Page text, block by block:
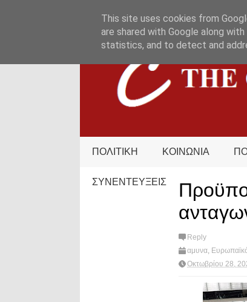
ΠΟΛΙΤΙΚΗ ΚΟΙΝΩΝΙΑ
ΣΥΝΕΝΤΕΥΞΕΙΣ
Reply
αμυνα
Οκτωβρίου 28,
This site uses cookies from
are shared with Google along
statistics, and to detect and